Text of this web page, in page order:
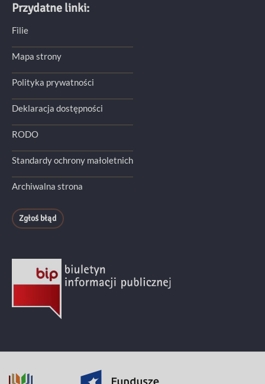
Przydatne linki:
Filie
Mapa strony
Polityka prywatności
Deklaracja dostępności
RODO
Standardy ochrony małoletnich
Archiwalna strona
Zgłoś błąd